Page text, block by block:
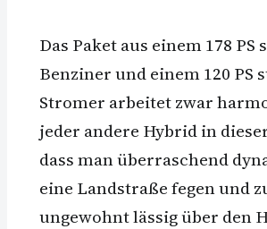
Das Paket aus einem 178 PS
Benziner und einem 120 PS
Stromer arbeitet zwar
jeder andere Hybrid in
dass man überraschend
eine Landstraße fegen und
ungewohnt lässig über den